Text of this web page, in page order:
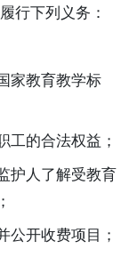
行下列义务：
家教育教学标
工的合法权益；
护人了解受教育
公开收费项目；